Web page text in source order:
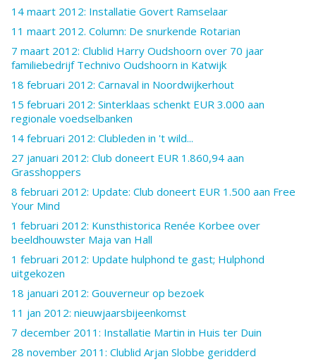
14 maart 2012: Installatie Govert Ramselaar
11 maart 2012. Column: De snurkende Rotarian
7 maart 2012: Clublid Harry Oudshoorn over 70 jaar
familiebedrijf Technivo Oudshoorn in Katwijk
18 februari 2012: Carnaval in Noordwijkerhout
15 februari 2012: Sinterklaas schenkt EUR 3.000 aan
regionale voedselbanken
14 februari 2012: Clubleden in 't wild...
27 januari 2012: Club doneert EUR 1.860,94 aan
Grasshoppers
8 februari 2012: Update: Club doneert EUR 1.500 aan Free
Your Mind
1 februari 2012: Kunsthistorica Renée Korbee over
beeldhouwster Maja van Hall
1 februari 2012: Update hulphond te gast; Hulphond
uitgekozen
18 januari 2012: Gouverneur op bezoek
11 jan 2012: nieuwjaarsbijeenkomst
7 december 2011: Installatie Martin in Huis ter Duin
28 november 2011: Clublid Arjan Slobbe geridderd